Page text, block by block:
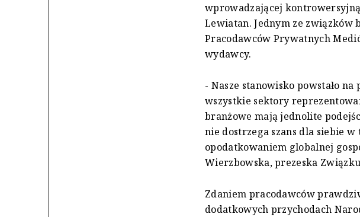
wprowadzającej
Lewiatan. Jednym ze
Pracodawców Prywatnych
wydawcy.
- Nasze stanowisko powstało
wszystkie sektory
branżowe mają jednolite
nie dostrzega szans dla siebie
opodatkowaniem globalnej
Wierzbowska, prezeska
Zdaniem pracodawców
dodatkowych przychodach